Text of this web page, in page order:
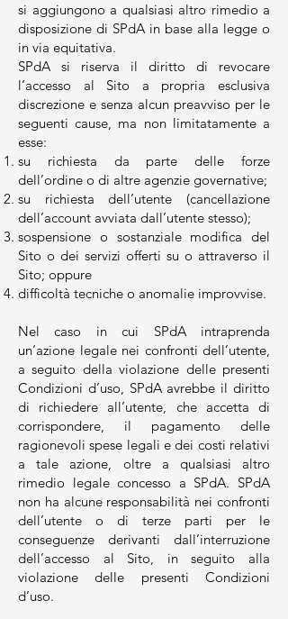
si aggiungono a qualsiasi altro rimedio a
disposizione di SPdA in base alla legge o
in via equitativa.
SPdA si riserva il diritto di revocare
l’accesso al Sito a propria esclusiva
discrezione e senza alcun preavviso per le
seguenti cause, ma non limitatamente a
esse:
su richiesta da parte delle forze
dell’ordine o di altre agenzie governative;
su richiesta dell’utente (cancellazione
dell’account avviata dall’utente stesso);
sospensione o sostanziale modifica del
Sito o dei servizi offerti su o attraverso il
Sito; oppure
difficoltà tecniche o anomalie improvvise.
Nel caso in cui SPdA intraprenda
un’azione legale nei confronti dell’utente,
a seguito della violazione delle presenti
Condizioni d’uso, SPdA avrebbe il diritto
di richiedere all’utente, che accetta di
corrispondere, il pagamento delle
ragionevoli spese legali e dei costi relativi
a tale azione, oltre a qualsiasi altro
rimedio legale concesso a SPdA. SPdA
non ha alcune responsabilità nei confronti
dell’utente o di terze parti per le
conseguenze derivanti dall’interruzione
dell’accesso al Sito, in seguito alla
violazione delle presenti Condizioni
d’uso.